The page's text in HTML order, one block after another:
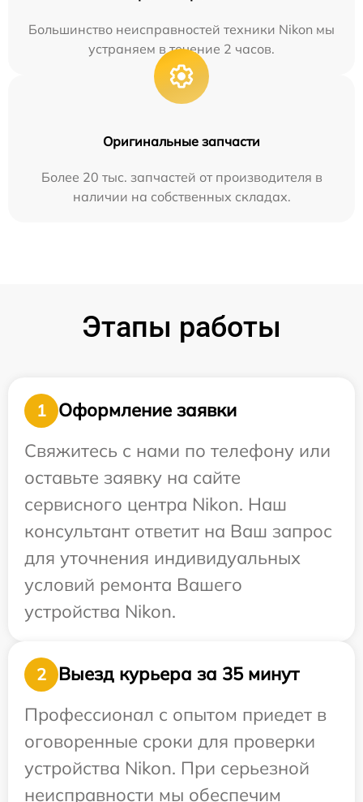
Большинство неисправностей техники Nikon мы
устраняем в течение 2 часов.
Оригинальные запчасти
Более 20 тыс. запчастей от производителя в
наличии на собственных складах.
Этапы работы
1
Оформление заявки
Свяжитесь с нами по телефону или
оставьте заявку на сайте
сервисного центра Nikon. Наш
консультант ответит на Ваш запрос
для уточнения индивидуальных
условий ремонта Вашего
устройства Nikon.
2
Выезд курьера за 35 минут
Профессионал с опытом приедет в
оговоренные сроки для проверки
устройства Nikon. При серьезной
неисправности мы обеспечим